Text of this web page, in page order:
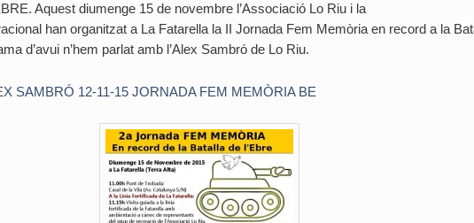
Aquest diumenge 15 de novembre l’Associació Lo Riu i la
han organitzat a La Fatarella la II Jornada Fem Memòria en record a la
d’avui n’hem parlat amb l’Alex Sambró de Lo Riu.
SAMBRÓ 12-11-15 JORNADA FEM MEMÒRIA BE